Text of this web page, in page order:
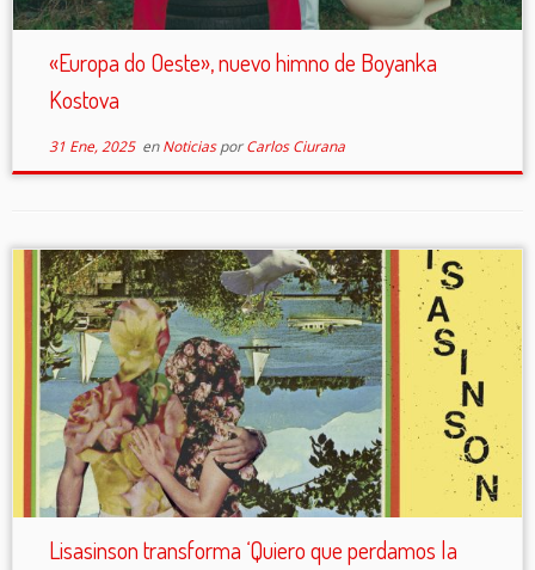
«Europa do Oeste», nuevo himno de Boyanka
Kostova
31 Ene, 2025enNoticiasporCarlos Ciurana
Lisasinson transforma ‘Quiero que perdamos la